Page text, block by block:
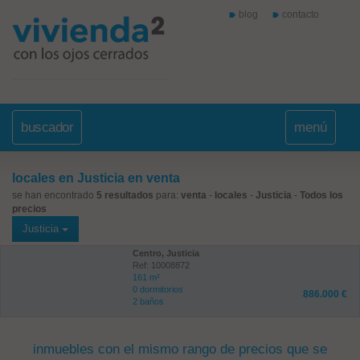
blog contacto
buscador menú
locales en Justicia en venta
se han encontrado 5 resultados para: venta - locales - Justicia - Todos los
precios
Justicia
Centro, Justicia
Ref: 10008872
161 m²
0 dormitorios
2 baños
886.000 €
inmuebles con el mismo rango de precios que se